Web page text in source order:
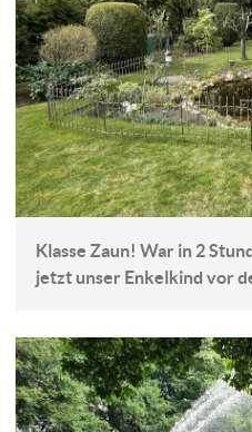
Klasse Zaun! War in 2
jetzt unser Enkelkind vor